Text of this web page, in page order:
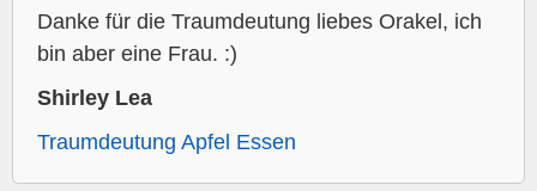
Danke für die Traumdeutung liebes Orakel, ich
bin aber eine Frau. :)
Shirley Lea
Traumdeutung Apfel Essen